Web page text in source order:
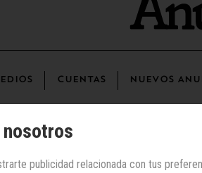
CUENTAS NUEVOS
publicidad relacionada con tus